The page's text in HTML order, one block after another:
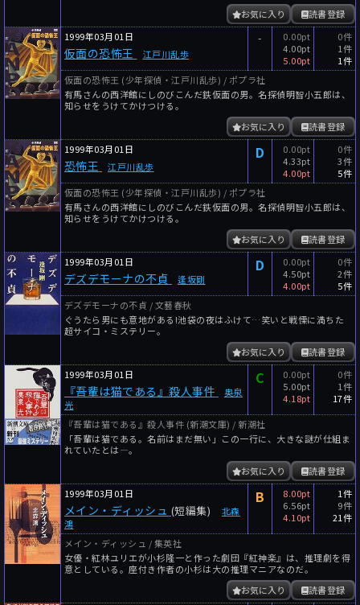
読書登録
お気に入り
1999年03月01日
仮面の恐怖王 江戸川乱歩
-
0.00pt
4.00pt
5.00pt
0件
1件
1件
仮面の恐怖王 (少年探偵・江戸川乱歩) / ポプラ社
有馬さんの西洋館にしのびこんだ鉄仮面の男。名探偵明智小五郎は、
知らせをうけてかけつける。
読書登録
お気に入り
1999年03月01日
恐怖王 江戸川乱歩
D
0.00pt
4.33pt
4.00pt
0件
3件
5件
仮面の恐怖王 (少年探偵・江戸川乱歩) / ポプラ社
有馬さんの西洋館にしのびこんだ鉄仮面の男。名探偵明智小五郎は、
知らせをうけてかけつける。
読書登録
お気に入り
1999年03月01日
デズデモーナの不貞 逢坂剛
D
0.00pt
4.50pt
4.00pt
0件
2件
5件
デズデモーナの不貞 / 文藝春秋
ぐうたら男にも意地がある!池袋の夜はふけて…笑いと戦慄に満ちた
超サイコ・ミステリー。
読書登録
お気に入り
1999年03月01日
『吾輩は猫である』殺人事件
奥泉
光
C
0.00pt
5.00pt
4.18pt
0件
1件
17件
『吾輩は猫である』殺人事件 (新潮文庫) / 新潮社
「吾輩は猫である。名前はまだ無い」この一行に、大きな謎が仕組ま
れていたとは―。
読書登録
お気に入り
1999年03月01日
メイン・ディッシュ (短編集)
北森
鴻
B
8.00pt
6.56pt
4.10pt
1件
9件
21件
メイン・ディッシュ / 集英社
女優・紅林ユリエが小杉隆一と作った劇団『紅神楽』は、推理劇を得
意としている。座付き作者の小杉は大の推理マニアなのだ。
読書登録
お気に入り